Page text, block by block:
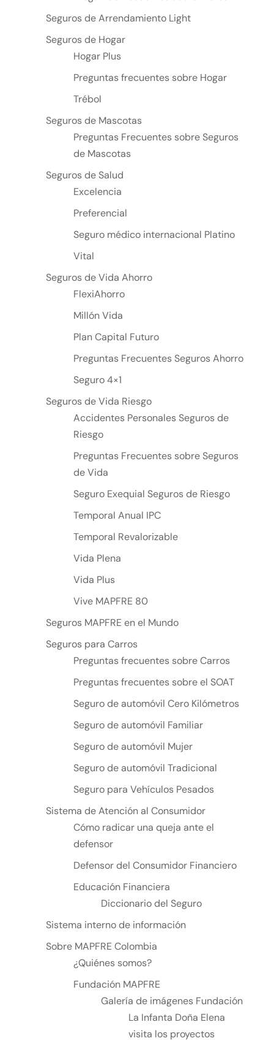
Seguros de Arrendamiento Light
Seguros de Hogar
Hogar Plus
Preguntas frecuentes sobre Hogar
Trébol
Seguros de Mascotas
Preguntas Frecuentes sobre Seguros
de Mascotas
Seguros de Salud
Excelencia
Preferencial
Seguro médico internacional Platino
Vital
Seguros de Vida Ahorro
FlexiAhorro
Millón Vida
Plan Capital Futuro
Preguntas Frecuentes Seguros Ahorro
Seguro 4×1
Seguros de Vida Riesgo
Accidentes Personales Seguros de
Riesgo
Preguntas Frecuentes sobre Seguros
de Vida
Seguro Exequial Seguros de Riesgo
Temporal Anual IPC
Temporal Revalorizable
Vida Plena
Vida Plus
Vive MAPFRE 80
Seguros MAPFRE en el Mundo
Seguros para Carros
Preguntas frecuentes sobre Carros
Preguntas frecuentes sobre el SOAT
Seguro de automóvil Cero Kilómetros
Seguro de automóvil Familiar
Seguro de automóvil Mujer
Seguro de automóvil Tradicional
Seguro para Vehículos Pesados
Sistema de Atención al Consumidor
Cómo radicar una queja ante el
defensor
Defensor del Consumidor Financiero
Educación Financiera
Diccionario del Seguro
Sistema interno de información
Sobre MAPFRE Colombia
¿Quiénes somos?
Fundación MAPFRE
Galería de imágenes Fundación
La Infanta Doña Elena
visita los proyectos